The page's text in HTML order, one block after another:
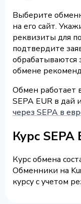
Выберите
на его сайт.
реквизиты для
подтвердите
обмене
Обмен работает
SEPA EUR в дай
через SEPA в
Курс SEPA
Курс обмена
Обменники на
курсу с учетом